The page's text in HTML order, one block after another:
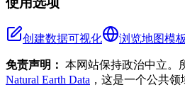
创建数据可视化 浏览地图模板
免责声明： 本网站保持政治中立。
Natural Earth Data ，这是一个公共领